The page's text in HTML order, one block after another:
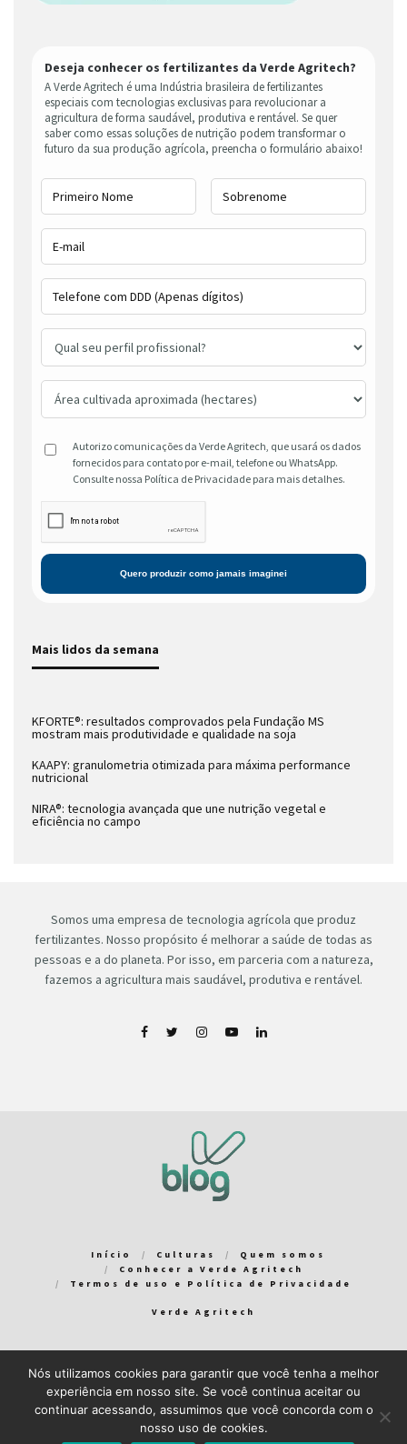
Deseja conhecer os fertilizantes da Verde Agritech?
A Verde Agritech é uma Indústria brasileira de fertilizantes
especiais com tecnologias exclusivas para revolucionar a
agricultura de forma saudável, produtiva e rentável. Se quer
saber como essas soluções de nutrição podem transformar o
futuro da sua produção agrícola, preencha o formulário abaixo!
Autorizo comunicações da Verde Agritech, que usará os dados
fornecidos para contato por e-mail, telefone ou WhatsApp.
Consulte nossa Política de Privacidade para mais detalhes.
Mais lidos da semana
KFORTE®: resultados comprovados pela Fundação MS
mostram mais produtividade e qualidade na soja
KAAPY: granulometria otimizada para máxima performance
nutricional
NIRA®: tecnologia avançada que une nutrição vegetal e
eficiência no campo
Somos uma empresa de tecnologia agrícola que produz
fertilizantes. Nosso propósito é melhorar a saúde de todas as
pessoas e a do planeta. Por isso, em parceria com a natureza,
fazemos a agricultura mais saudável, produtiva e rentável.
Início Culturas
Quem somos
Conhecer a Verde Agritech
Termos de uso e Política de Privacidade
Verde Agritech
Bem-vindo ao Verde Blog! Para que a sua experiência em nosso
blog seja a melhor possível, utilizamos cookies. Você pode
aceitar ou gerenciar seus cookiesaqui.
Nós utilizamos cookies para garantir que você tenha a melhor
experiência em nosso site. Se você continua aceitar ou
continuar acessando, assumimos que você concorda com o
nosso uso de cookies.